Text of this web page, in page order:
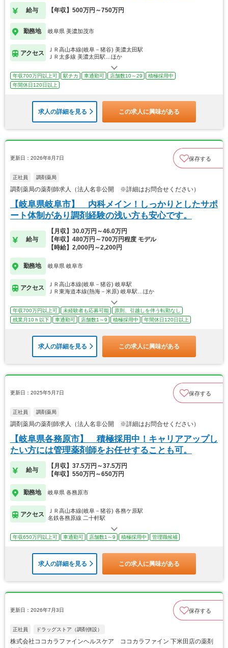
給与 【年収】500万円～750万円
勤務地 岐阜県 美濃加茂市
アクセス
ＪＲ高山本線(岐阜－猪谷) 美濃太田駅
ＪＲ太多線 美濃太田駅…ほか
年収700万円以上可 駅チカ 車通勤可 店舗数10～29
積極採用中
年間休日120日以上
求人の詳細を見る この求人に興味がある
更新日：2026年8月7日 保存する
正社員 調剤薬局
調剤薬局の薬剤師求人（法人名非公開 ※詳細はお問合せください）
【岐阜県岐阜市】 内科メイン！しっかりとしたサポ
ート体制があり調剤経験の浅い方も安心です。
給与
【月収】30.0万円～46.0万円
【年収】480万円～700万円程度 モデル
【時給】2,000円～2,200円
勤務地 岐阜県 岐阜市
アクセス
ＪＲ高山本線(岐阜－猪谷) 岐阜駅
ＪＲ東海道本線(熱海－米原) 岐阜駅…ほか
年収700万円以上可 未経験者も応募可能
原則、引越しを伴う転勤なし
残業月10ｈ以下
車通勤可 店舗数1～9 積極採用中 年間休日120日以上
求人の詳細を見る この求人に興味がある
更新日：2025年5月7日 保存する
正社員 調剤薬局
調剤薬局の薬剤師求人（法人名非公開 ※詳細はお問合せください）
【岐阜県各務原市】 積極採用中！キャリアアップし
たい方には管理薬剤師をお任せすることも可。
給与
【月収】37.5万円～37.5万円
【年収】550万円～650万円
勤務地 岐阜県 各務原市
アクセス
ＪＲ高山本線(岐阜－猪谷) 各務ケ原駅
名鉄各務原線 二十軒駅
年収650万円以上可 車通勤可 店舗数1～9 積極採用中 管理職候補
求人の詳細を見る この求人に興味がある
更新日：2026年7月3日 保存する
正社員 ドラッグストア（調剤併設）
株式会社ココカラファインヘルスケア ココカラファイン 下米田店の薬剤